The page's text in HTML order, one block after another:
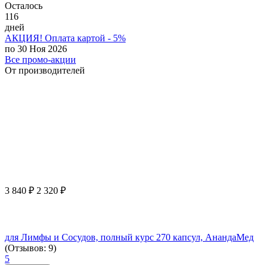
Осталось
116
дней
АКЦИЯ! Оплата картой - 5%
по 30 Ноя 2026
Все промо-акции
От производителей
3 840 ₽ 2 320 ₽
для Лимфы и Сосудов, полный курс 270 капсул, АнандаМед
(Отзывов: 9)
5